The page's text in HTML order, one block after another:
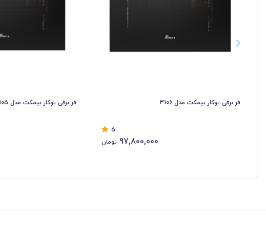
فر برقی توکار بیمکث مدل 3106
5
97,800,000 تومان
فر برقی توکار بیمکث مدل 3105